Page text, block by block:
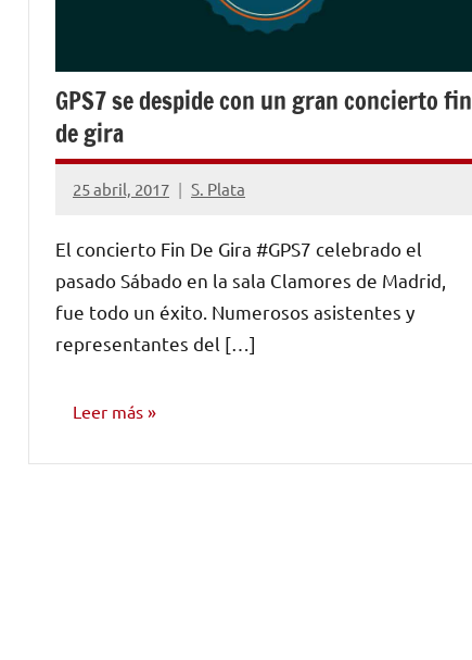
GPS7 se despide con un gran concierto fin
de gira
25 abril, 2017 S. Plata
No
comentarios
El concierto Fin De Gira #GPS7 celebrado el
pasado Sábado en la sala Clamores de Madrid,
fue todo un éxito. Numerosos asistentes y
representantes del […]
Leer más